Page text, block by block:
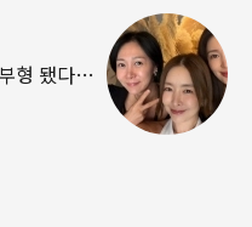
형 됐다…